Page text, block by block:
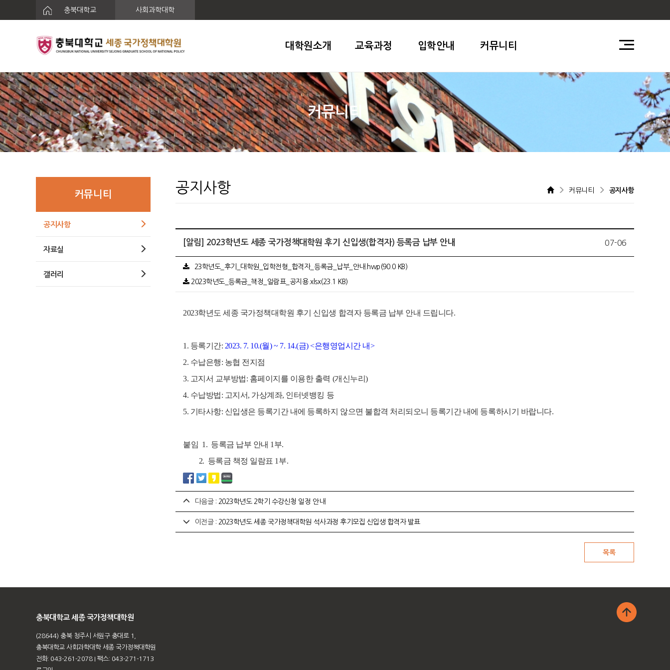
충북대학교 사회과학대학
대학원소개 교육과정 입학안내 커뮤니티
커뮤니티
커뮤니티
공지사항
자료실
갤러리
공지사항 커뮤니티 공지사항
[알림] 2023학년도 세종 국가정책대학원 후기 신입생(합격자) 등록금 납부 안내 07-06
`23학년도_후기_대학원_입학전형_합격자_등록금_납부_안내.hwp(90.0 KB)
2023학년도_등록금_책정_일람표_공지용.xlsx(23.1 KB)
2023학년도세종 국가정책대학원 후기 신입생 합격자 등록금 납부 안내 드립니다.
1. 등록기간: 2023. 7. 10.(월) ~ 7. 14.(금) <은행영업시간 내>
2. 수납은행: 농협 전지점
3. 고지서 교부방법: 홈페이지를 이용한 출력 (개신누리)
4. 수납방법: 고지서, 가상계좌, 인터넷뱅킹 등
5. 기타사항: 신입생은 등록기간 내에 등록하지 않으면 불합격 처리되오니 등록기간 내에 등록하시기 바랍니다.
붙임 1. 등록금 납부 안내 1부.
2. 등록금 책정 일람표 1부.
다음글 : 2023학년도 2학기 수강신청 일정 안내
이전글 : 2023학년도 세종 국가정책대학원 석사과정 후기모집 신입생 합격자 발표
충북대학교 세종 국가정책대학원
(28644) 충북 청주시 서원구 충대로 1,
충북대학교 사회과학대학 세종 국가정책대학원
전화: 043-261-2078 I 팩스: 043-271-1713